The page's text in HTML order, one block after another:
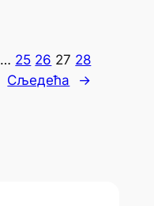
… 25 26 27 28
Сљедећа
→